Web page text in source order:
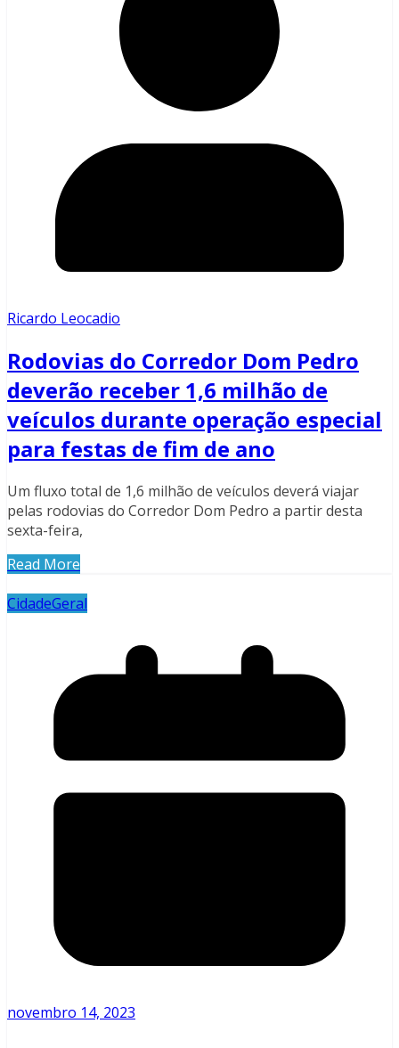
Ricardo Leocadio
Rodovias do Corredor Dom Pedro
deverão receber 1,6 milhão de
veículos durante operação especial
para festas de fim de ano
Um fluxo total de 1,6 milhão de veículos deverá viajar
pelas rodovias do Corredor Dom Pedro a partir desta
sexta-feira,
Read More
CidadeGeral
novembro 14, 2023